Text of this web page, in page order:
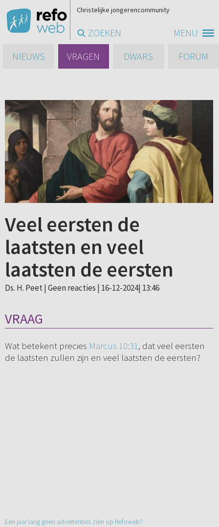
MENU
Christelijke jongerencommunity
ZOEKEN
NIEUWS
VRAGEN DWARS FORUM
Veel eersten de
laatsten en veel
laatsten de eersten
Ds. H. Peet | Geen reacties | 16-12-2024| 13:46
VRAAG
Wat betekent precies Marcus 10:31, dat veel eersten
de laatsten zullen zijn en veel laatsten de eersten?
Een jaar lang geen advertenties zien op Refoweb?